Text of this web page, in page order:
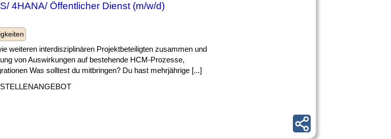
4HANA/ Öffentlicher Dienst (m/w/d)
weiteren interdisziplinären Projektbeteiligten zusammen und
von Auswirkungen auf bestehende HCM-Prozesse,
Was solltest du mitbringen? Du hast mehrjährige [...]